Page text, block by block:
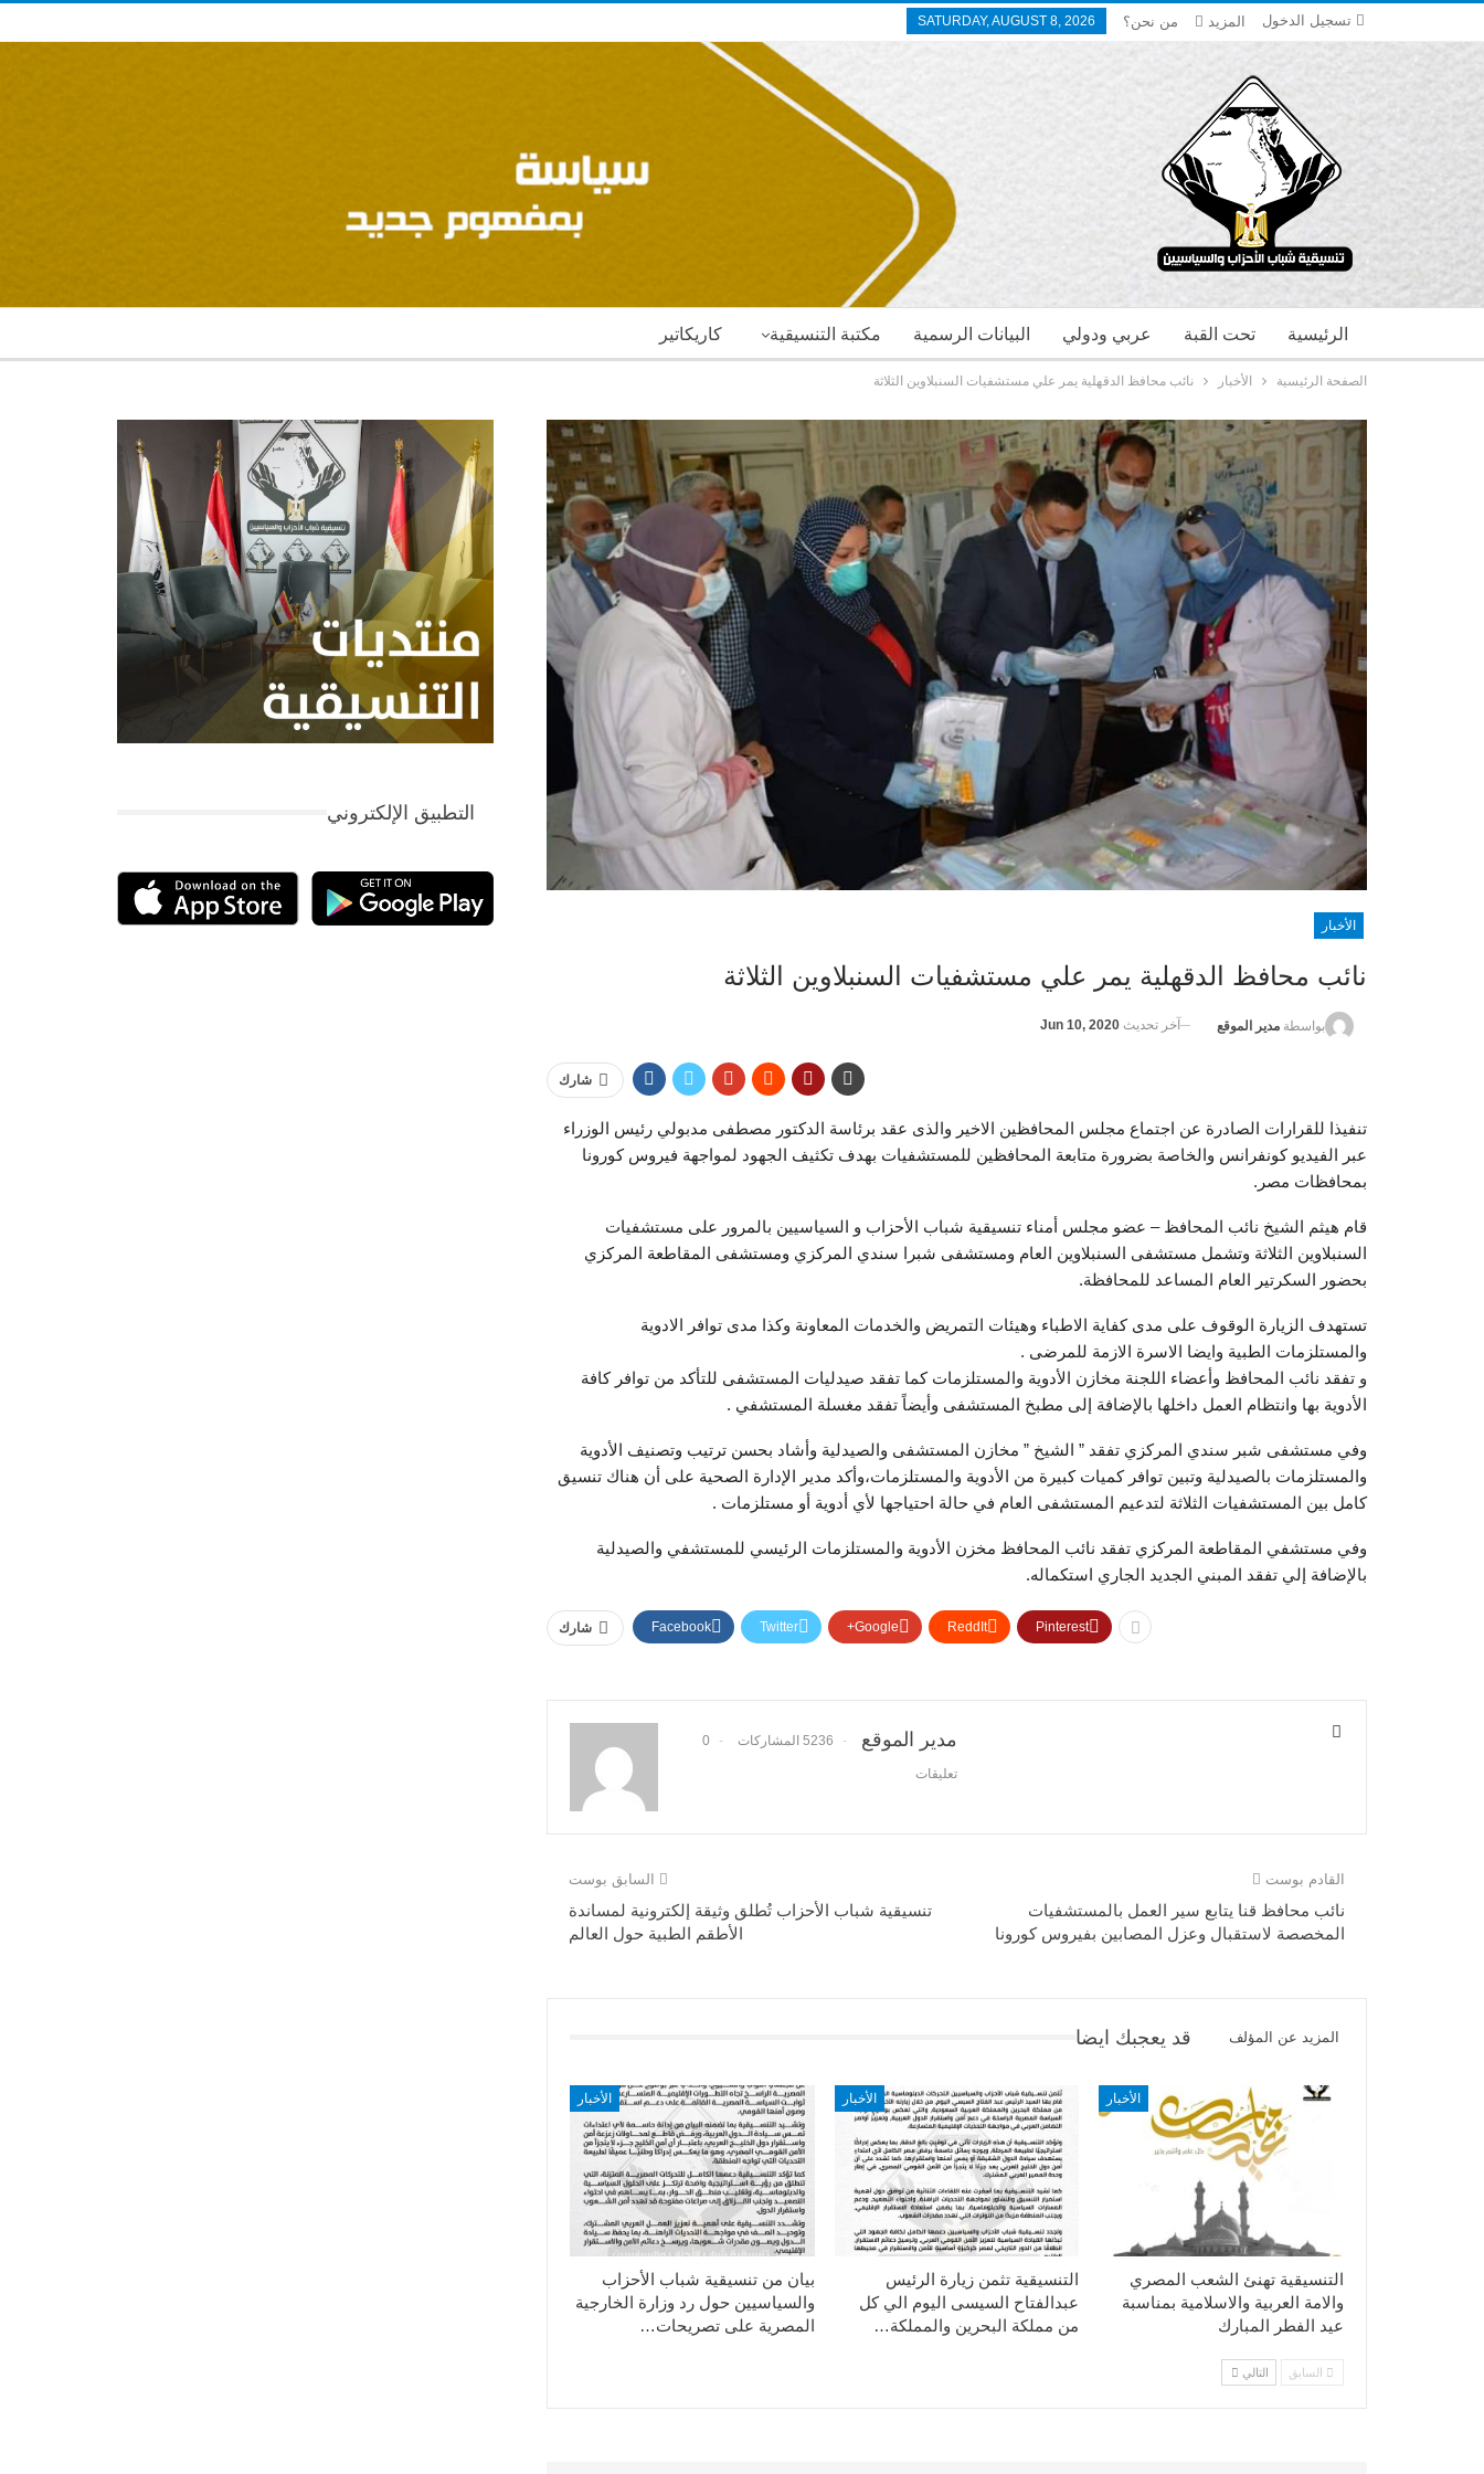
تسجيل الدخول SATURDAY, AUGUST 8, 2026 من نحن؟ المزيد
كاريكاتير مكتبة التنسيقية البيانات الرسمية عربي ودولي تحت القبة الرئيسية
الصفحة الرئيسية الأخبار نائب محافظ الدقهلية يمر علي مستشفيات السنبلاوين الثلاثة
الأخبار
نائب محافظ الدقهلية يمر علي مستشفيات السنبلاوين الثلاثة
بواسطة مدير الموقع آخر تحديث Jun 10, 2020
شارك
تنفيذا للقرارات الصادرة عن اجتماع مجلس المحافظين الاخير والذى عقد برئاسة الدكتور مصطفى مدبولي رئيس الوزراء
عبر الفيديو كونفرانس والخاصة بضرورة متابعة المحافظين للمستشفيات بهدف تكثيف الجهود لمواجهة فيروس كورونا
بمحافظات مصر.
قام هيثم الشيخ نائب المحافظ – عضو مجلس أمناء تنسيقية شباب الأحزاب و السياسيين بالمرور على مستشفيات
السنبلاوين الثلاثة وتشمل مستشفى السنبلاوين العام ومستشفى شبرا سندي المركزي ومستشفى المقاطعة المركزي
بحضور السكرتير العام المساعد للمحافظة.
تستهدف الزيارة الوقوف على مدى كفاية الاطباء وهيئات التمريض والخدمات المعاونة وكذا مدى توافر الادوية
والمستلزمات الطبية وايضا الاسرة الازمة للمرضى .
و تفقد نائب المحافظ وأعضاء اللجنة مخازن الأدوية والمستلزمات كما تفقد صيدليات المستشفى للتأكد من توافر كافة
الأدوية بها وانتظام العمل داخلها بالإضافة إلى مطبخ المستشفى وأيضاً تفقد مغسلة المستشفي .
وفي مستشفى شبر سندي المركزي تفقد ” الشيخ ” مخازن المستشفى والصيدلية وأشاد بحسن ترتيب وتصنيف الأدوية
والمستلزمات بالصيدلية وتبين توافر كميات كبيرة من الأدوية والمستلزمات،وأكد مدير الإدارة الصحية على أن هناك تنسيق
كامل بين المستشفيات الثلاثة لتدعيم المستشفى العام في حالة احتياجها لأي أدوية أو مستلزمات .
وفي مستشفي المقاطعة المركزي تفقد نائب المحافظ مخزن الأدوية والمستلزمات الرئيسي للمستشفي والصيدلية
بالإضافة إلي تفقد المبني الجديد الجاري استكماله.
شارك Facebook Twitter Google+ ReddIt Pinterest
مدير الموقع 5236 المشاركات 0
تعليقات
السابق بوست
تنسيقية شباب الأحزاب تُطلق وثيقة إلكترونية لمساندة
الأطقم الطبية حول العالم
القادم بوست
نائب محافظ قنا يتابع سير العمل بالمستشفيات
المخصصة لاستقبال وعزل المصابين بفيروس كورونا
قد يعجبك ايضا المزيد عن المؤلف
الأخبار
بيان من تنسيقية شباب الأحزاب
والسياسيين حول رد وزارة الخارجية
المصرية على تصريحات…
الأخبار
التنسيقية تثمن زيارة الرئيس
عبدالفتاح السيسى اليوم الي كل
من مملكة البحرين والمملكة…
الأخبار
التنسيقية تهنئ الشعب المصري
والامة العربية والاسلامية بمناسبة
عيد الفطر المبارك
السابق التالي
التطبيق الإلكتروني